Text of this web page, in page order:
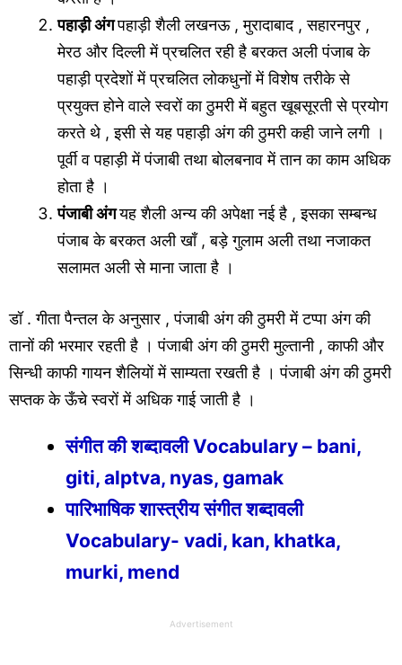
पहाड़ी अंगपहाड़ी शैली लखनऊ , मुरादाबाद , सहारनपुर ,
मेरठ और दिल्ली में प्रचलित रही है बरकत अली पंजाब के
पहाड़ी प्रदेशों में प्रचलित लोकधुनों में विशेष तरीके से
प्रयुक्त होने वाले स्वरों का ठुमरी में बहुत खूबसूरती से प्रयोग
करते थे , इसी से यह पहाड़ी अंग की ठुमरी कही जाने लगी ।
पूर्वी व पहाड़ी में पंजाबी तथा बोलबनाव में तान का काम अधिक
होता है ।
पंजाबी अंगयह शैली अन्य की अपेक्षा नई है , इसका सम्बन्ध
पंजाब के बरकत अली खाँ , बड़े गुलाम अली तथा नजाकत
सलामत अली से माना जाता है ।
डॉ . गीता पैन्तल के अनुसार , पंजाबी अंग की ठुमरी में टप्पा अंग की
तानों की भरमार रहती है । पंजाबी अंग की ठुमरी मुल्तानी , काफी और
सिन्धी काफी गायन शैलियों में साम्यता रखती है । पंजाबी अंग की ठुमरी
सप्तक के ऊँचे स्वरों में अधिक गाई जाती है ।
संगीत की शब्दावली Vocabulary – bani,
giti, alptva, nyas, gamak
पारिभाषिक शास्त्रीय संगीत शब्दावली
Vocabulary- vadi, kan, khatka,
murki, mend
Advertisement